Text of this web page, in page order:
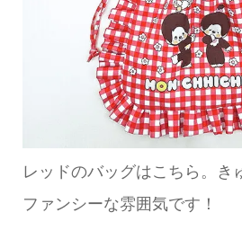
レッドのバッグはこちら。き
ファンシーな雰囲気です！